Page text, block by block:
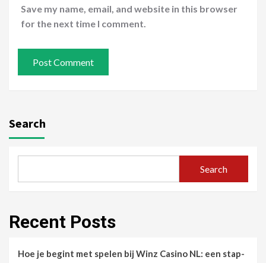
Save my name, email, and website in this browser
for the next time I comment.
Search
Search
Recent Posts
Hoe je begint met spelen bij Winz Casino NL: een stap-